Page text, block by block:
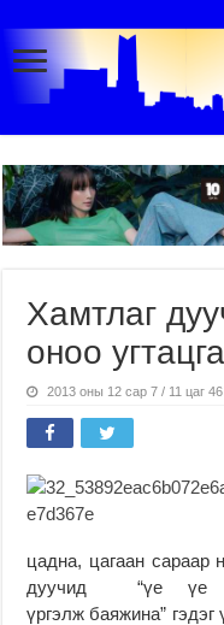
Хамтлаг
оноо
2013 оны 12 сар 7 / 11 цаг
цадна, цагаан сараар
дуучид “үе үе
үргэлж баяжина” гэдэг